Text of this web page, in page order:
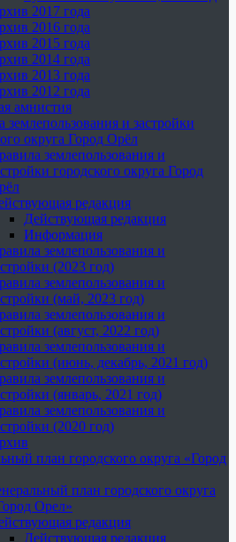
2017 года
2016 года
2015 года
2014 года
2013 года
2012 года
амнистия
землепользования и застройки
округа Город Орёл
землепользования и
городского округа Город
редакция
Действующая редакция
Информация
землепользования и
(2023 год)
землепользования и
(май, 2023 год)
землепользования и
(август, 2022 год)
землепользования и
(июнь, декабрь, 2021 год)
землепользования и
(январь, 2021 год)
землепользования и
(2020 год)
план городского округа «Город
план городского округа
Орел»
редакция
Действующая редакция